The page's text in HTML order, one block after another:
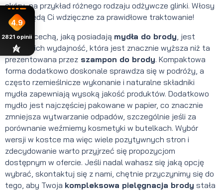
skóry, na przykład różnego rodzaju odżywcze glinki. Włosy
brody będą Ci wdzięczne za prawidłowe traktowanie!
Istotną cechą, jaką posiadają mydła do brody, jest
również ich wydajność, która jest znacznie wyższa niż ta
prezentowana przez szampon do brody. Kompaktowa
forma dodatkowo doskonale sprawdza się w podróży, a
często rzemieślnicze wykonanie i naturalne składniki
mydła zapewniają wysoką jakość produktów. Dodatkowo
mydło jest najczęściej pakowane w papier, co znacznie
zmniejsza wytwarzanie odpadów, szczególnie jeśli za
porównanie weźmiemy kosmetyki w butelkach. Wybór
wersji w kostce ma więc wiele pozytywnych stron i
zdecydowanie warto przyjrzeć się propozycjom
dostępnym w ofercie. Jeśli nadal wahasz się jaką opcję
wybrać, skontaktuj się z nami, chętnie przyczynimy się do
tego, aby Twoja kompleksowa pielęgnacja brody stała
4.9
2821 opinii